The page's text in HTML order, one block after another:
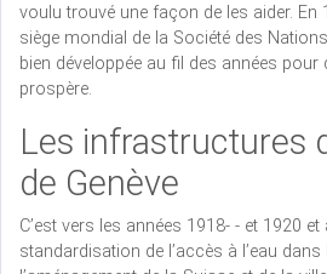
voulu trouvé une façon de les aider. En
siège mondial de la Société des
bien développée au fil des années pour
prospère.
Les infrastructures
de Genève
C’est vers les années 1918- - et 1920
standardisation de l’accès à l’eau